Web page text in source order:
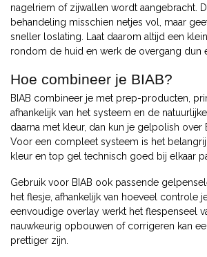
nagelriem of zijwallen wordt aangebracht.
behandeling misschien netjes vol, maar
sneller loslating. Laat daarom altijd een
rondom de huid en werk de overgang dun
Hoe combineer je BIAB?
BIAB combineer je met prep-producten,
afhankelijk van het systeem en de
daarna met kleur, dan kun je gelpolish over
Voor een compleet systeem is het
kleur en top gel technisch goed bij elkaar
Gebruik voor BIAB ook passende
het flesje, afhankelijk van hoeveel controle
eenvoudige overlay werkt het flespenseel
nauwkeurig opbouwen of corrigeren kan
prettiger zijn.